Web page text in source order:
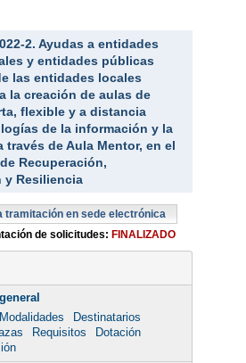
2. Ayudas a entidades
y entidades públicas
las entidades locales
la creación de aulas de
flexible y a distancia
de la información y la
través de Aula Mentor, en el
Recuperación,
y Resiliencia
tramitación en sede electrónica
de solicitudes: FINALIZADO
Modalidades
Destinatarios
Requisitos
Dotación